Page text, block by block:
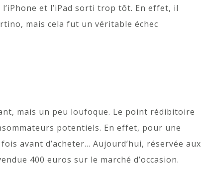
et l’iPad sorti trop tôt. En effet, il
mais cela fut un véritable échec
mais un peu loufoque. Le point rédibitoire
potentiels. En effet, pour une
avant d’acheter… Aujourd’hui, réservée aux
400 euros sur le marché d’occasion.